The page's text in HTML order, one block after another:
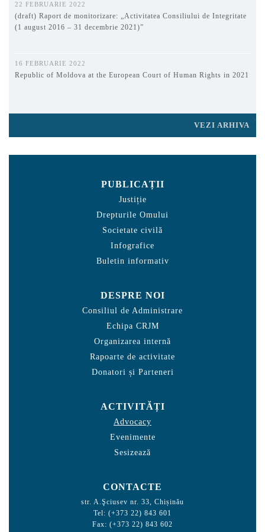
22 FEBRUARIE 2022
(draft) Raport de monitorizare: „Activitatea Consiliului de Integritate
(1 august 2016 – 31 decembrie 2021)”
16 FEBRUARIE 2022
Republic of Moldova at the European Court of Human Rights in 2021
VEZI ARHIVA
PUBLICAȚII
Justiție
Drepturile Omului
Societate civilă
Infografice
Buletin informativ
DESPRE NOI
Consiliul de Administrare
Echipa CRJM
Organizarea internă
Rapoarte de activitate
Donatori și Parteneri
ACTIVITĂȚI
Advocacy
Evenimente
Sesizează
CONTACTE
str. A.Şciusev nr. 33, Chișinău
Tel: (+373 22) 843 601
Fax: (+373 22) 843 602